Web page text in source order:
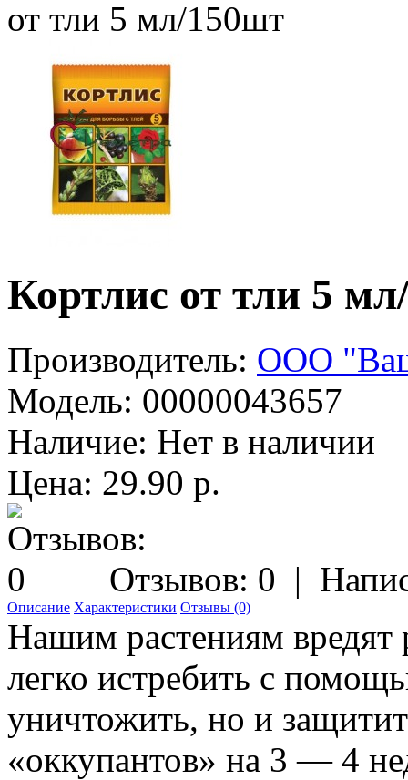
от тли 5 мл/150шт
Кортлис от тли 5
Производитель: ООО
Модель: 00000043657
Наличие: Нет в наличии
Цена: 29.90 р.
Отзывов: 0 |
Описание Характеристики Отзывы (0)
Нашим растениям вредят
легко истребить с
уничтожить, но и
«оккупантов» на 3 — 4